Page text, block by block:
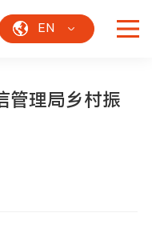
EN
管理局乡村振